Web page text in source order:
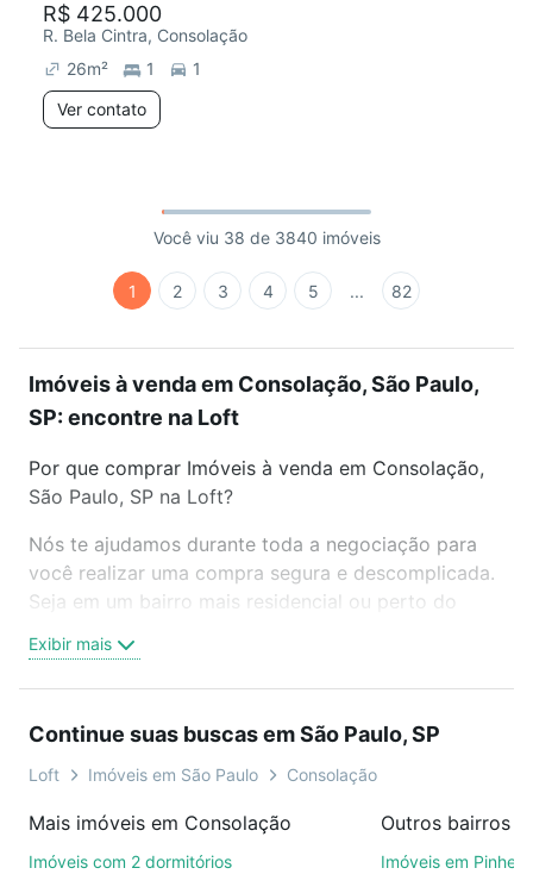
R$ 425.000
R. Bela Cintra, Consolação
26m² 1
1
Ver contato
Você viu 38 de 3840 imóveis
1 2 3 4 5 ... 82
Imóveis à venda em Consolação, São Paulo,
SP: encontre na Loft
Por que comprar Imóveis à venda em Consolação,
São Paulo, SP na Loft?
Nós te ajudamos durante toda a negociação para
você realizar uma compra segura e descomplicada.
Seja em um bairro mais residencial ou perto do
oferta ideal de Imóveis à venda em Consolação,
São Paulo, SP para conquistar seu sonho. Agende
sem compromisso e você ainda conta com mais de
46 mil corretores e imobiliárias te ajudando na
Como escolher um imóvel?
Exibir mais
Continue suas buscas em São Paulo, SP
Loft Imóveis em São Paulo Consolação
Mais imóveis em Consolação
Imóveis com 2 dormitórios
Outros bairros
Imóveis em